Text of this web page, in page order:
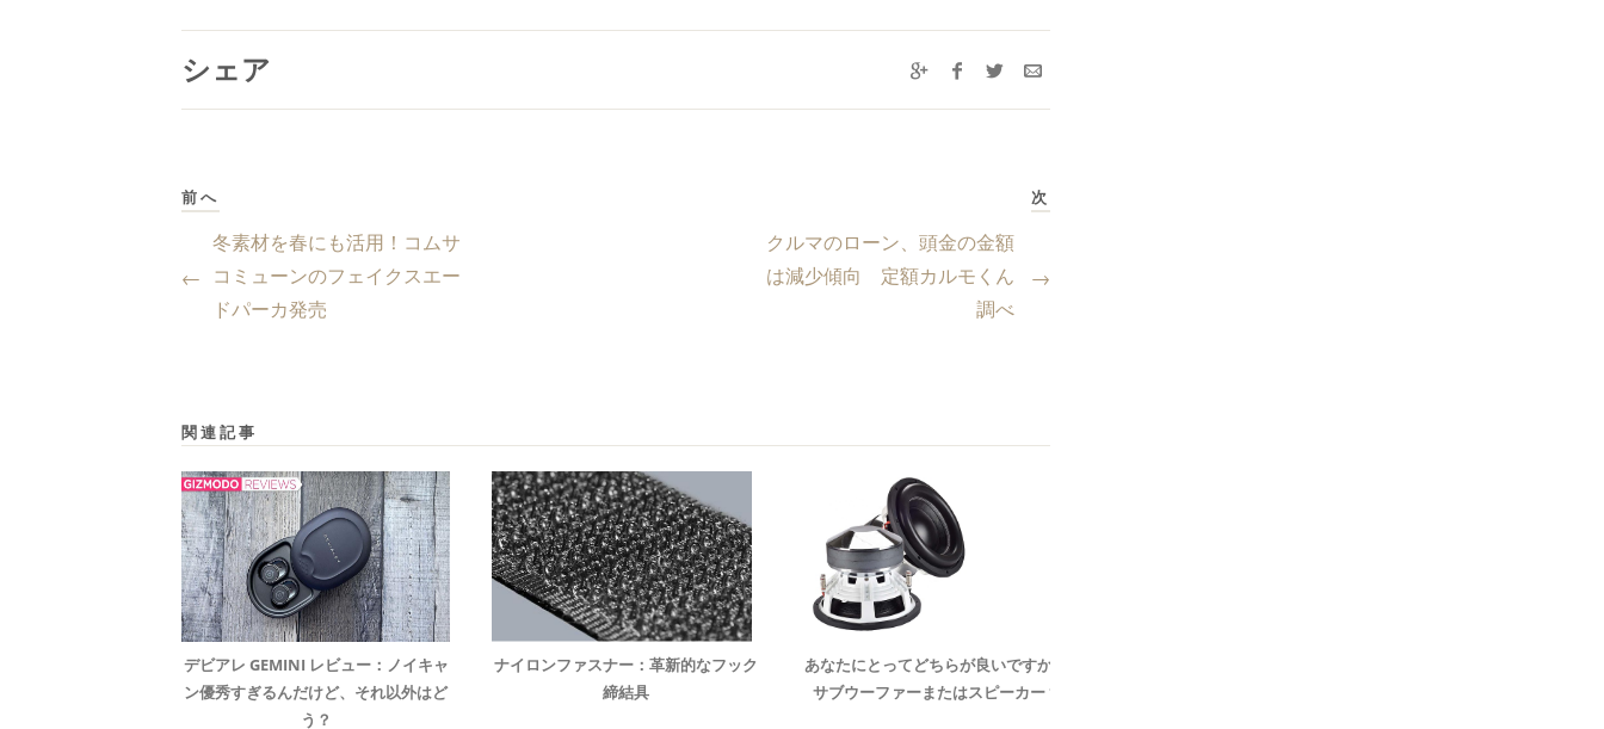
シェア
前へ
←
冬素材を春にも活用！コムサ
コミューンのフェイクスエー
ドパーカ発売
次
クルマのローン、頭金の金額
は減少傾向 定額カルモくん
調べ
→
関連記事
デビアレ GEMINI レビュー：ノイキャ
ン優秀すぎるんだけど、それ以外はど
う？
ナイロンファスナー：革新的なフック
締結具
あなたにとってどちらが良いですか：
サブウーファーまたはスピーカー？